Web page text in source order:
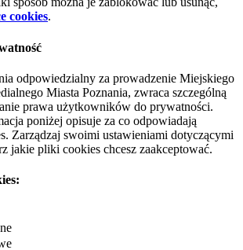
cookies.
odpowiedzialny za prowadzenie Miejskiego
Miasta Poznania, zwraca szczególną
prawa użytkowników do prywatności.
poniżej opisuje za co odpowiadają
Zarządzaj swoimi ustawieniami dotyczącymi
jakie pliki cookies chcesz zaakceptować.